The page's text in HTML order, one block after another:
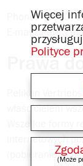
Phone: +49 (0)
E-mail :
Prawa
Pelikan
właścicielem
Wszelkie formy
internetowych
(pobieranie) na
Więcej
Polityce
(Może